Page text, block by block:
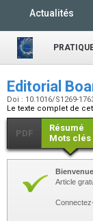
Actualités
Editorial
Doi : 10.1016/S1269-
Le texte complet de
PDF
Résumé
Mots clés
Article